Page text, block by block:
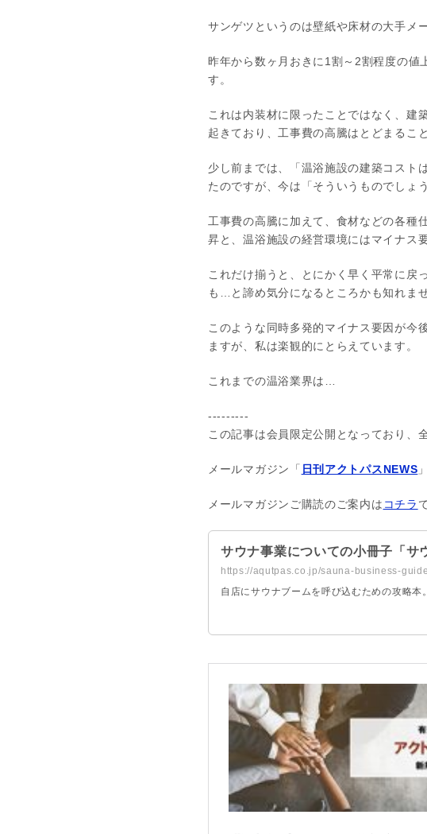
サンゲツというのは壁紙や床材の大手メ
昨年から数ヶ月おきに1割～2割程度の
す。
これは内装材に限ったことではなく、建
起きており、工事費の高騰はとどまるこ
少し前までは、「温浴施設の建築コスト
たのですが、今は「そういうものでしょ
工事費の高騰に加えて、食材などの各種
昇と、温浴施設の経営環境にはマイナス
これだけ揃うと、とにかく早く平常に戻
も…と諦め気分になるところかも知れませ
このような同時多発的マイナス要因が今
ますが、私は楽観的にとらえています。
これまでの温浴業界は…
---------
この記事は会員限定公開となっており、
メールマガジン「 日刊アクトパスNEWS
メールマガジンご購読のご案内は コチラ
サウナ事業についての小冊子「サ
https://aqutpas.co.jp/sauna-business-
自店にサウナブームを呼び込むための攻略